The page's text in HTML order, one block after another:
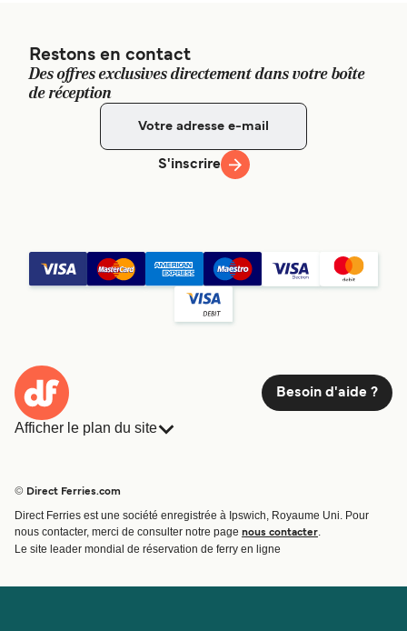
Restons en contact
Des offres exclusives directement dans votre boîte
de réception
S'inscrire
Besoin d'aide ?
Afficher le plan du site
Traversées et ports
Billet de bateau
© Direct Ferries.com
Direct Ferries est une société enregistrée à Ipswich, Royaume Uni. Pour
nous contacter, merci de consulter notre page nous contacter
Le site leader mondial de réservation de ferry en ligne